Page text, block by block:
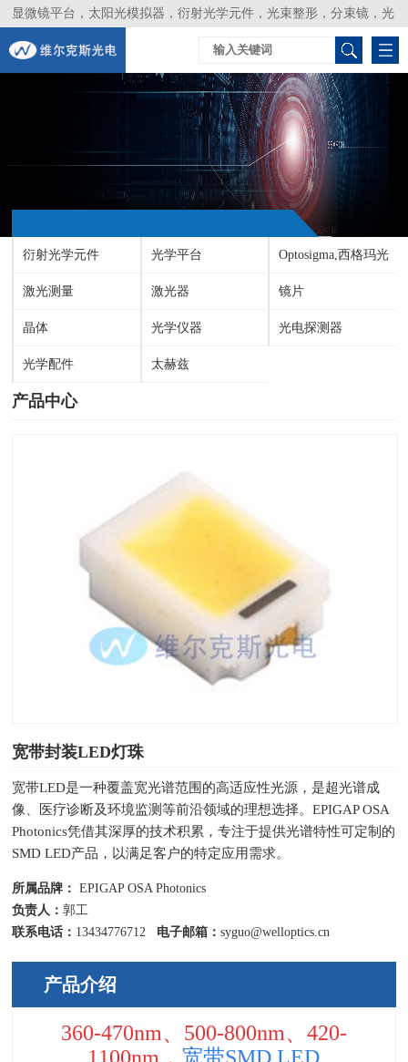
显微镜平台，太阳光模拟器，衍射光学元件，光束整形，分束镜，光
谱仪，生物激光器，光束分析仪，Layertec
衍射光学元件 光学平台 Optosigma,西格玛光
机
激光测量 激光器 镜片
晶体 光学仪器 光电探测器
光学配件 太赫兹
产品中心
宽带封装LED灯珠
宽带LED是一种覆盖宽光谱范围的高适应性光源，是超光谱成
像、医疗诊断及环境监测等前沿领域的理想选择。EPIGAP OSA
Photonics凭借其深厚的技术积累，专注于提供光谱特性可定制的
SMD LED产品，以满足客户的特定应用需求。
所属品牌： EPIGAP OSA Photonics
负责人：郭工
联系电话： 13434776712 电子邮箱：syguo@welloptics.cn
产品介绍
360-470nm、500-800nm、420-